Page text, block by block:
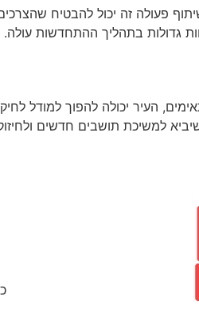
פעולה זה יכול להבטיח
גדולות בתהליך ההתחדשות עולה.
העיר יכולה להפוך למודל
למשיכת תושבים חדשים